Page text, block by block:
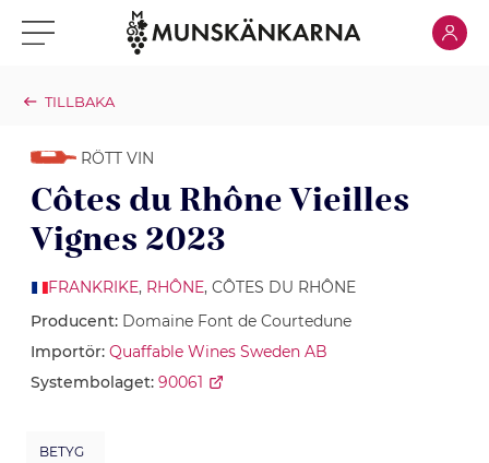
Klicka för meny Klicka
TILLBAKA
RÖTT VIN
Côtes du Rhône Vieilles
Vignes 2023
FRANKRIKE, RHÔNE, CÔTES DU RHÔNE
Producent: Domaine Font de Courtedune
Importör: Quaffable Wines Sweden AB
Systembolaget: 90061
BETYG